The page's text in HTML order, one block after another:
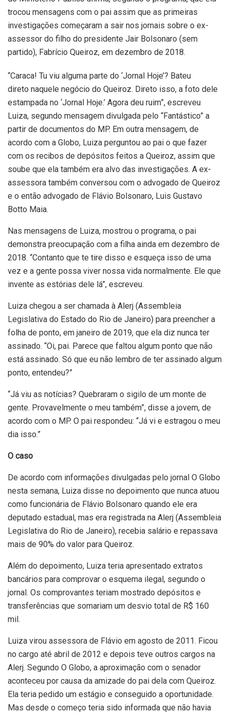
trocou mensagens com o pai assim que as primeiras
investigações começaram a sair nos jornais sobre o ex-
assessor do filho do presidente Jair Bolsonaro (sem
partido), Fabrício Queiroz, em dezembro de 2018.
“Caraca! Tu viu alguma parte do ‘Jornal Hoje’? Bateu
direto naquele negócio do Queiroz. Direto isso, a foto dele
estampada no ‘Jornal Hoje.’ Agora deu ruim”, escreveu
Luiza, segundo mensagem divulgada pelo “Fantástico” a
partir de documentos do MP. Em outra mensagem, de
acordo com a Globo, Luiza perguntou ao pai o que fazer
com os recibos de depósitos feitos a Queiroz, assim que
soube que ela também era alvo das investigações. A ex-
assessora também conversou com o advogado de Queiroz
e o então advogado de Flávio Bolsonaro, Luis Gustavo
Botto Maia.
Nas mensagens de Luiza, mostrou o programa, o pai
demonstra preocupação com a filha ainda em dezembro de
2018. “Contanto que te tire disso e esqueça isso de uma
vez e a gente possa viver nossa vida normalmente. Ele que
invente as estórias dele lá”, escreveu.
Luiza chegou a ser chamada à Alerj (Assembleia
Legislativa do Estado do Rio de Janeiro) para preencher a
folha de ponto, em janeiro de 2019, que ela diz nunca ter
assinado. “Oi, pai. Parece que faltou algum ponto que não
está assinado. Só que eu não lembro de ter assinado algum
ponto, entendeu?”
“Já viu as notícias? Quebraram o sigilo de um monte de
gente. Provavelmente o meu também”, disse a jovem, de
acordo com o MP. O pai respondeu: “Já vi e estragou o meu
dia isso.”
O caso
De acordo com informações divulgadas pelo jornal O Globo
nesta semana, Luiza disse no depoimento que nunca atuou
como funcionária de Flávio Bolsonaro quando ele era
deputado estadual, mas era registrada na Alerj (Assembleia
Legislativa do Rio de Janeiro), recebia salário e repassava
mais de 90% do valor para Queiroz.
Além do depoimento, Luiza teria apresentado extratos
bancários para comprovar o esquema ilegal, segundo o
jornal. Os comprovantes teriam mostrado depósitos e
transferências que somariam um desvio total de R$ 160
mil.
Luiza virou assessora de Flávio em agosto de 2011. Ficou
no cargo até abril de 2012 e depois teve outros cargos na
Alerj. Segundo O Globo, a aproximação com o senador
aconteceu por causa da amizade do pai dela com Queiroz.
Ela teria pedido um estágio e conseguido a oportunidade.
Mas desde o começo teria sido informada que não havia